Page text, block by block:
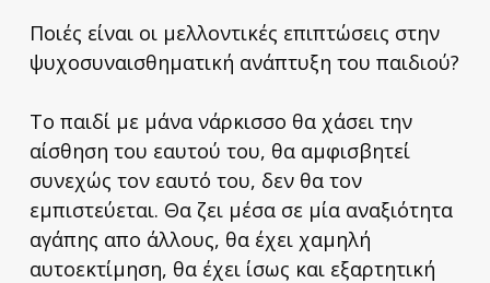
Ποιές είναι οι μελλοντικές επιπτώσεις στην
ψυχοσυναισθηματική ανάπτυξη του παιδιού?
Το παιδί με μάνα νάρκισσο θα χάσει την
αίσθηση του εαυτού του, θα αμφισβητεί
συνεχώς τον εαυτό του, δεν θα τον
εμπιστεύεται. Θα ζει μέσα σε μία αναξιότητα
αγάπης απο άλλους, θα έχει χαμηλή
αυτοεκτίμηση, θα έχει ίσως και εξαρτητική